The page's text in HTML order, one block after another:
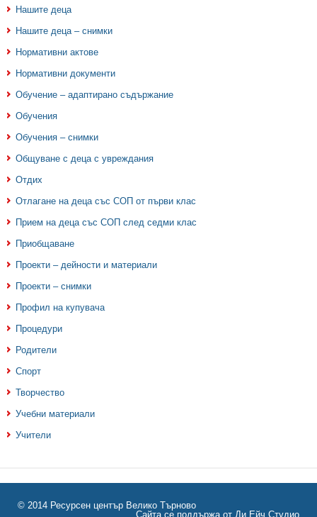
Нашите деца
Нашите деца – снимки
Нормативни актове
Нормативни документи
Обучение – адаптирано съдържание
Обучения
Обучения – снимки
Общуване с деца с увреждания
Отдих
Отлагане на деца със СОП от първи клас
Прием на деца със СОП след седми клас
Приобщаване
Проекти – дейности и материали
Проекти – снимки
Профил на купувача
Процедури
Родители
Спорт
Творчество
Учебни материали
Учители
© 2014 Ресурсен център Велико Търново
Сайта се поддържа от Ди Ейч Студио